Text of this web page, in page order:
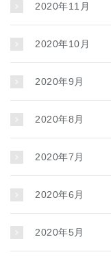
2020年11月
2020年10月
2020年9月
2020年8月
2020年7月
2020年6月
2020年5月